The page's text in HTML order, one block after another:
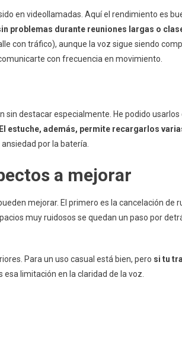
en videollamadas. Aquí el rendimiento es
problemas durante reuniones largas o
con tráfico), aunque la voz sigue siendo
con frecuencia en movimiento.
sin destacar especialmente. He podido
El estuche, además, permite recargarlos
por la batería.
a mejorar
mejorar. El primero es la cancelación de
muy ruidosos se quedan un paso por
Para un uso casual está bien, pero si tu
esa limitación en la claridad de la voz.